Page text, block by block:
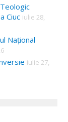
Ciuc iulie 28,
Național
iulie 27,